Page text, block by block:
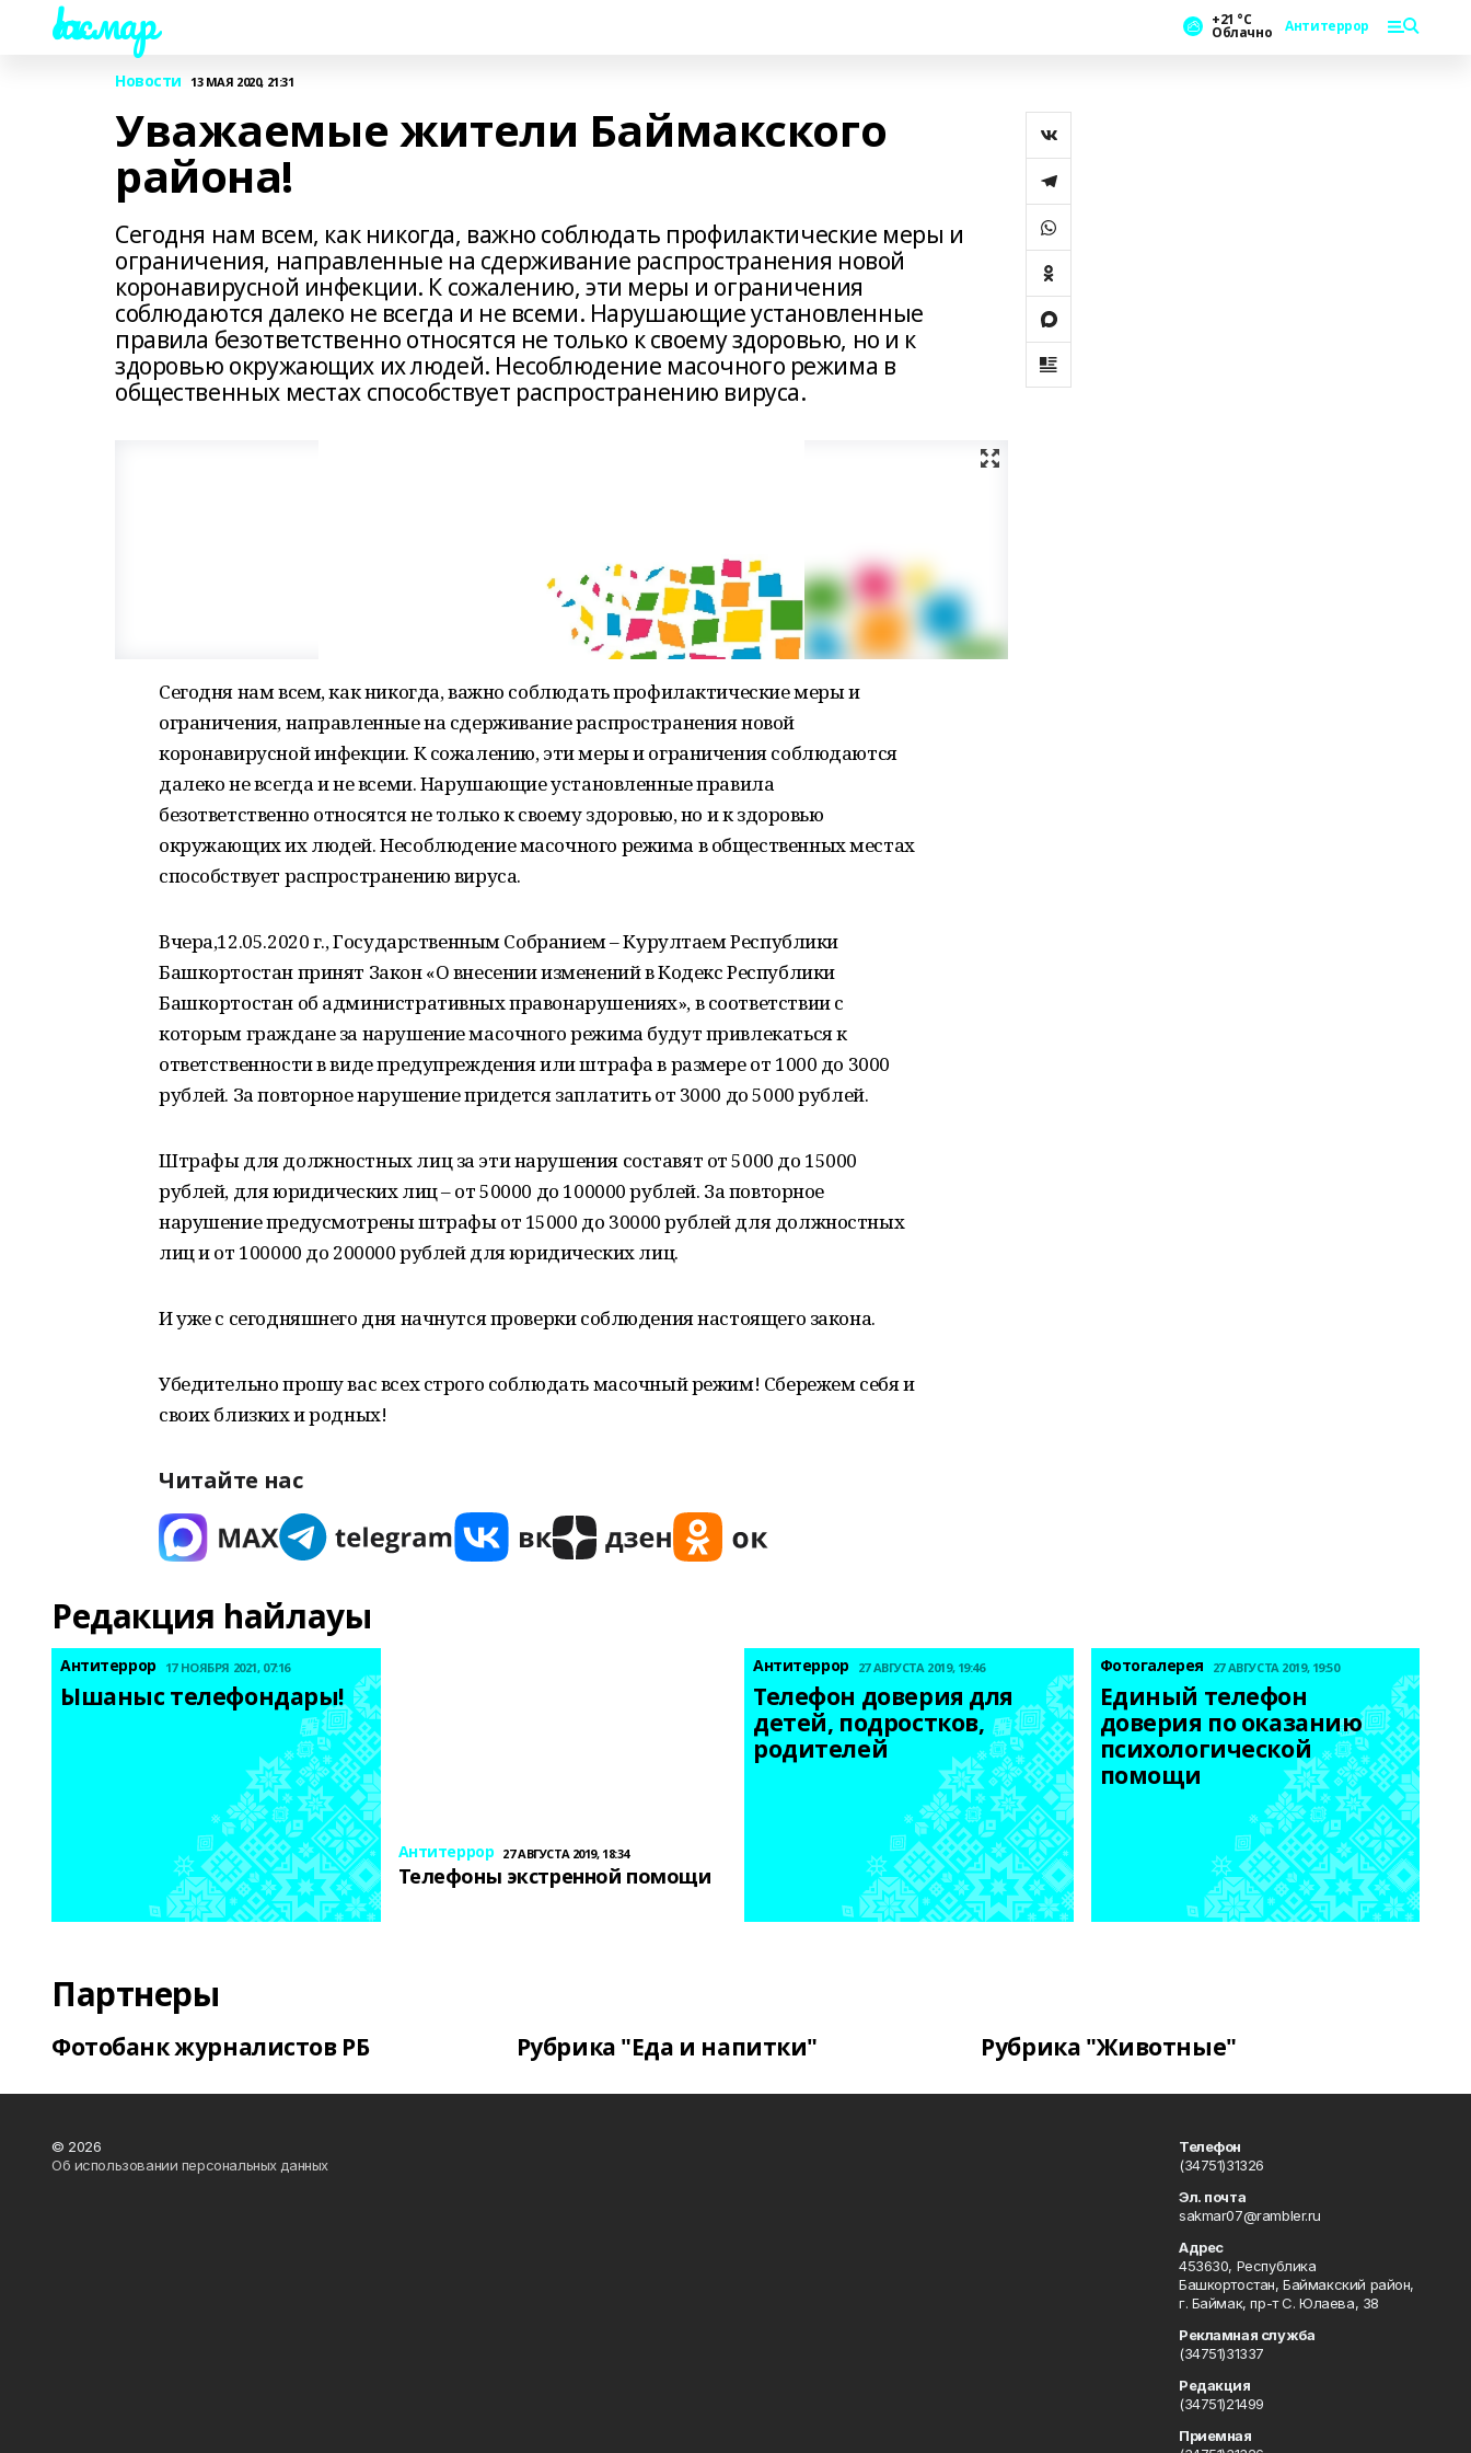
Һаҡмар +21 °С
Облачно Антитеррор
Новости 13 МАЯ 2020, 21:31
Уважаемые жители Баймакского
района!
Сегодня нам всем, как никогда, важно соблюдать профилактические меры и
ограничения, направленные на сдерживание распространения новой
коронавирусной инфекции. К сожалению, эти меры и ограничения
соблюдаются далеко не всегда и не всеми. Нарушающие установленные
правила безответственно относятся не только к своему здоровью, но и к
здоровью окружающих их людей. Несоблюдение масочного режима в
общественных местах способствует распространению вируса.
Сегодня нам всем, как никогда, важно соблюдать профилактические меры и
ограничения, направленные на сдерживание распространения новой
коронавирусной инфекции. К сожалению, эти меры и ограничения соблюдаются
далеко не всегда и не всеми. Нарушающие установленные правила
безответственно относятся не только к своему здоровью, но и к здоровью
окружающих их людей. Несоблюдение масочного режима в общественных местах
способствует распространению вируса.
Вчера,12.05.2020 г., Государственным Собранием – Курултаем Республики
Башкортостан принят Закон «О внесении изменений в Кодекс Республики
Башкортостан об административных правонарушениях», в соответствии с
которым граждане за нарушение масочного режима будут привлекаться к
ответственности в виде предупреждения или штрафа в размере от 1000 до 3000
рублей. За повторное нарушение придется заплатить от 3000 до 5000 рублей.
Штрафы для должностных лиц за эти нарушения составят от 5000 до 15000
рублей, для юридических лиц – от 50000 до 100000 рублей. За повторное
нарушение предусмотрены штрафы от 15000 до 30000 рублей для должностных
лиц и от 100000 до 200000 рублей для юридических лиц.
И уже с сегодняшнего дня начнутся проверки соблюдения настоящего закона.
Убедительно прошу вас всех строго соблюдать масочный режим! Сбережем себя и
своих близких и родных!
Читайте нас
Редакция һайлауы
Антитеррор 17 НОЯБРЯ 2021, 07:16
Ышаныс телефондары!
Антитеррор 27 АВГУСТА 2019, 18:34
Телефоны экстренной помощи
Антитеррор 27 АВГУСТА 2019, 19:46
Телефон доверия для
детей, подростков,
родителей
Фотогалерея 27 АВГУСТА 2019, 19:50
Единый телефон
доверия по оказанию
психологической
помощи
Партнеры
Фотобанк журналистов РБ Рубрика "Еда и напитки" Рубрика "Животные"
© 2026
Об использовании персональных данных
Телефон
(34751)31326
Эл. почта
sakmar07@rambler.ru
Адрес
453630, Республика
Башкортостан, Баймакский район,
г. Баймак, пр-т С. Юлаева, 38
Рекламная служба
(34751)31337
Редакция
(34751)21499
Приемная